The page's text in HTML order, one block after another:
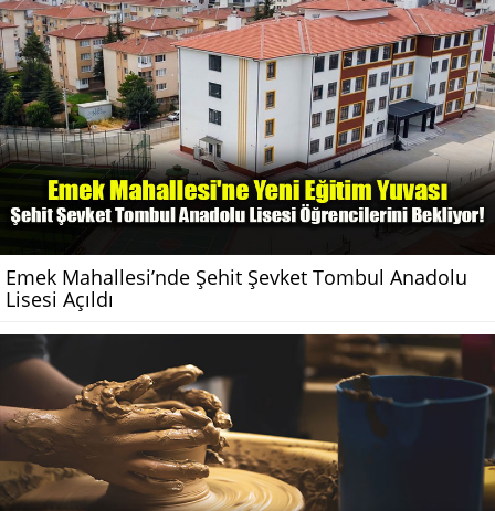
Emek Mahallesi’nde Şehit Şevket Tombul Anadolu
Lisesi Açıldı